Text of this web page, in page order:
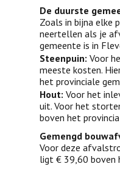
De duurste
Zoals in bijna elke
neertellen als je
gemeente is in
Steenpuin: Voor
meeste kosten.
het provinciale
Hout: Voor het
uit. Voor het
boven het
Gemengd
Voor deze
ligt € 39,60 boven